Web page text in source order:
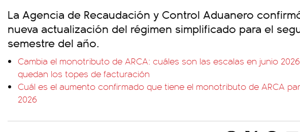
La Agencia de Recaudación y Control Aduanero
nueva actualización del régimen simplificado para el
semestre del año.
Cambia el monotributo de ARCA: cuáles son las escalas en junio
quedan los topes de facturación
Cuál es el aumento confirmado que tiene el monotributo de ARCA
2026